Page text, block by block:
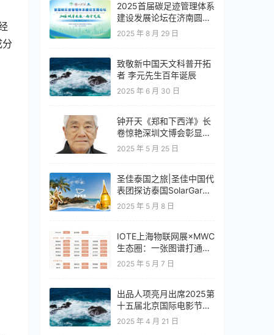
2025首届碳足迹管理体系
建设发展论坛在济南圆满
落幕，共绘零碳转型新蓝
2025 年 8 月 29 日
致敬新中国天文科普开拓
者 李元先生百年诞辰
2025 年 6 月 30 日
钟开天《郑和下西洋》长
卷惊艳深圳文博会彰显云
南文化自信
2025 年 5 月 25 日
圣佳泰国之旅|圣佳中国代
表团探访泰国SolarGard
旗舰店
2025 年 5 月 8 日
IOTE上海物联网展×MWC
生态圈：一张图谱打通移
动通信+物联网产业全链
2025 年 5 月 7 日
出品人项亮月出席2025第
十五届北京国际电影节开
幕式红毯惊艳亮相
2025 年 4 月 21 日